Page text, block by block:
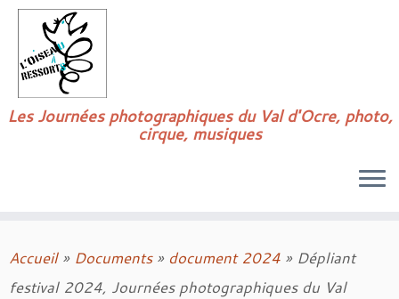
Passer
contenu
Les Journées photographiques du Val d'Ocre, photo,
cirque, musiques
Accueil » Documents » document 2024 » Dépliant
festival 2024, Journées photographiques du Val